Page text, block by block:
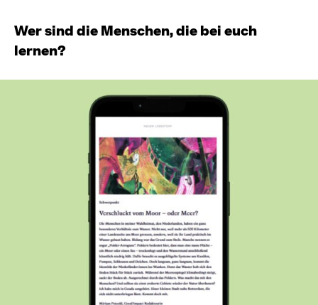
Wer sind die Menschen, die bei euch
lernen?